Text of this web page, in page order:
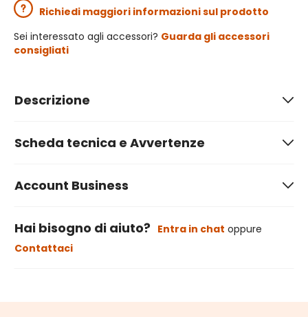
Richiedi maggiori informazioni sul prodotto
Sei interessato agli accessori? Guarda gli accessori
consigliati
Descrizione
Scheda tecnica e Avvertenze
Account Business
Hai bisogno di aiuto? Entra in chat oppure
Contattaci